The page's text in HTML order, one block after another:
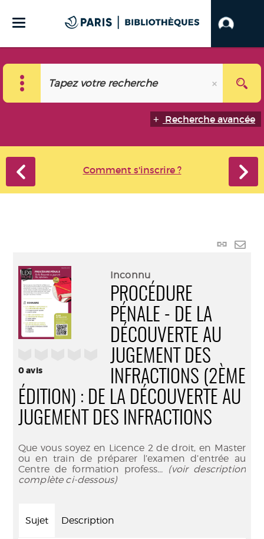
Recherche avancée
Comment s'inscrire ?
Lien
0avis
Inconnu
PROCÉDURE
PÉNALE - DE LA
DÉCOUVERTE AU
JUGEMENT DES
INFRACTIONS (2ÈME
ÉDITION) : DE LA DÉCOUVERTE AU
JUGEMENT DES INFRACTIONS
Que vous soyez en Licence 2 de droit, en Master
ou en train de préparer l’examen d’entrée au
Centre de formation profess... (voir description
complète ci-dessous)
Sujet Description